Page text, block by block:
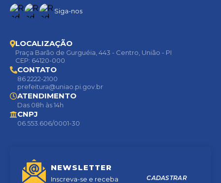
Siga-nos
NEWSLETTER
Inscreva-se e receba CADASTRAR
LOCALIZAÇÃO
Praça Barão de Gurguéia, 443 - Centro, União - PI
CEP: 64120-000
CONTATO
86 2222-2100
prefeitura@uniao.pi.gov.br
ATENDIMENTO
Das 08h às 14h
CNPJ
06.553.606/0001-30